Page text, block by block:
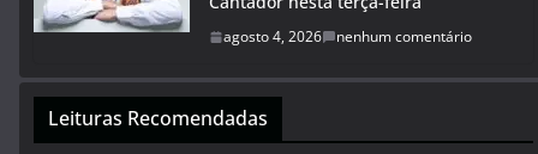
agosto 4, 2026 nenhum comentário
Leituras Recomendadas